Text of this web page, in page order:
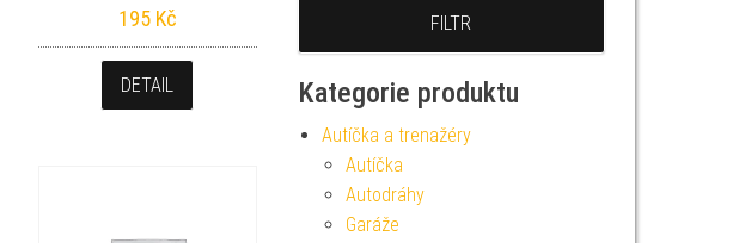
195 Kč
DETAIL
FILTR
Kategorie produktu
Autíčka a trenažéry
Autíčka
Autodráhy
Garáže